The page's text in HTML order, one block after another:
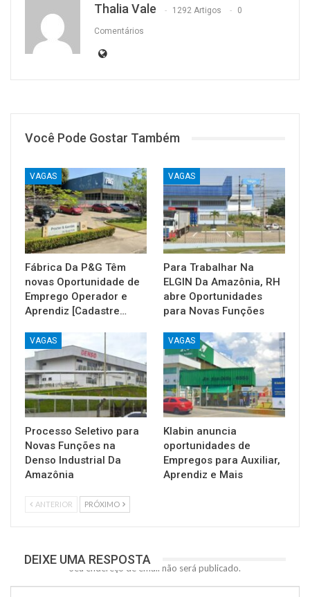
Thalia Vale 1292 Artigos 0
Comentários
Você Pode Gostar Também
VAGAS
Fábrica Da P&G Têm
novas Oportunidade de
Emprego Operador e
Aprendiz [Cadastre…
VAGAS
Para Trabalhar Na
ELGIN Da Amazônia, RH
abre Oportunidades
para Novas Funções
VAGAS
Processo Seletivo para
Novas Funções na
Denso Industrial Da
Amazônia
VAGAS
Klabin anuncia
oportunidades de
Empregos para Auxiliar,
Aprendiz e Mais
ANTERIOR PRÓXIMO
DEIXE UMA RESPOSTA
Seu endereço de email não será publicado.